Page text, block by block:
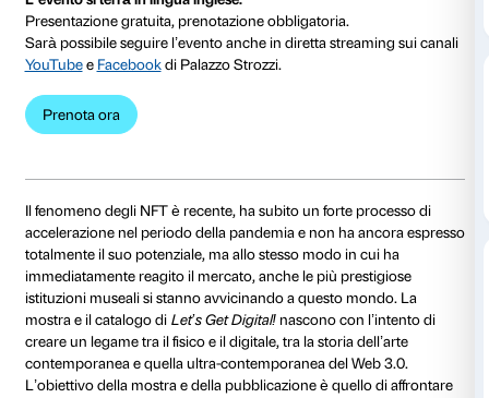
Martedì 28 giugno alle ore 18.00
Strozzi, in occasione della mostra
cura di Arturo Galansino e Serena Tabacchi. I
dialogheranno conAndy Bianchedi(Presidente
Merkus Recordati),Pablo Rodriguez-Fraile
Rodriguez-Fraile & Desiree Casoni),Kenny
critico) e gli artistiRefik AnadoleKrista Kim.
L’evento si terrà in lingua inglese.
Presentazione gratuita, prenotazione obbligatoria.